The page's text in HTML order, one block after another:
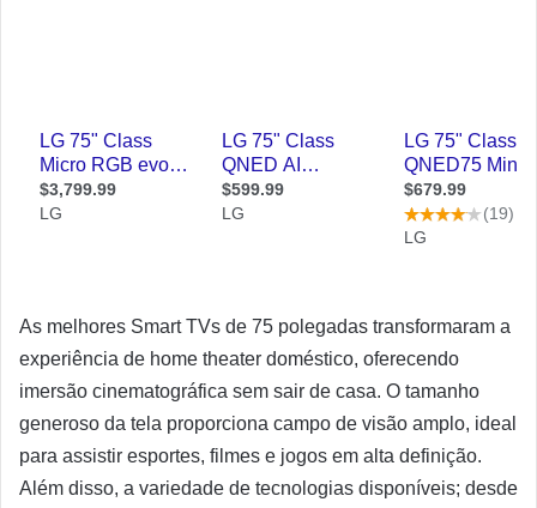
As melhores Smart TVs de 75 polegadas transformaram a
experiência de home theater doméstico, oferecendo
imersão cinematográfica sem sair de casa. O tamanho
generoso da tela proporciona campo de visão amplo, ideal
para assistir esportes, filmes e jogos em alta definição.
Além disso, a variedade de tecnologias disponíveis; desde